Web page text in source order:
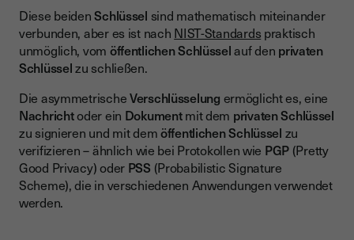
Diese beidenSchlüssel sind mathematisch miteinander
verbunden, aber es ist nach NIST-Standards praktisch
unmöglich, vom öffentlichen Schlüsselauf den privaten
Schlüsselzu schließen.
Die asymmetrischeVerschlüsselung ermöglicht es, eine
Nachrichtoder ein Dokumentmit dem privaten Schlüssel
zu signieren und mit demöffentlichen Schlüssel zu
verifizieren – ähnlich wie bei Protokollen wie PGP (Pretty
Good Privacy) oder PSS (Probabilistic Signature
Scheme), die in verschiedenen Anwendungen verwendet
werden.